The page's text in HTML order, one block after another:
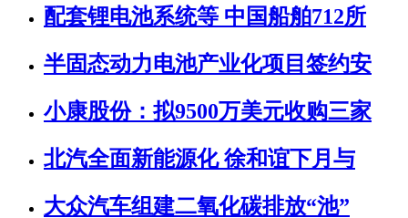
配套锂电池系统等 中国船舶712所
半固态动力电池产业化项目签约安
小康股份：拟9500万美元收购三家
北汽全面新能源化 徐和谊下月与
大众汽车组建二氧化碳排放“池”